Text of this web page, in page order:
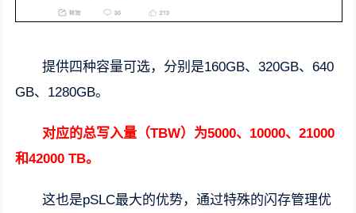
提供四种容量可选，分别是160GB、320GB、640
GB、1280GB。
对应的总写入量（TBW）为5000、10000、21000
和42000 TB。
这也是pSLC最大的优势，通过特殊的闪存管理优